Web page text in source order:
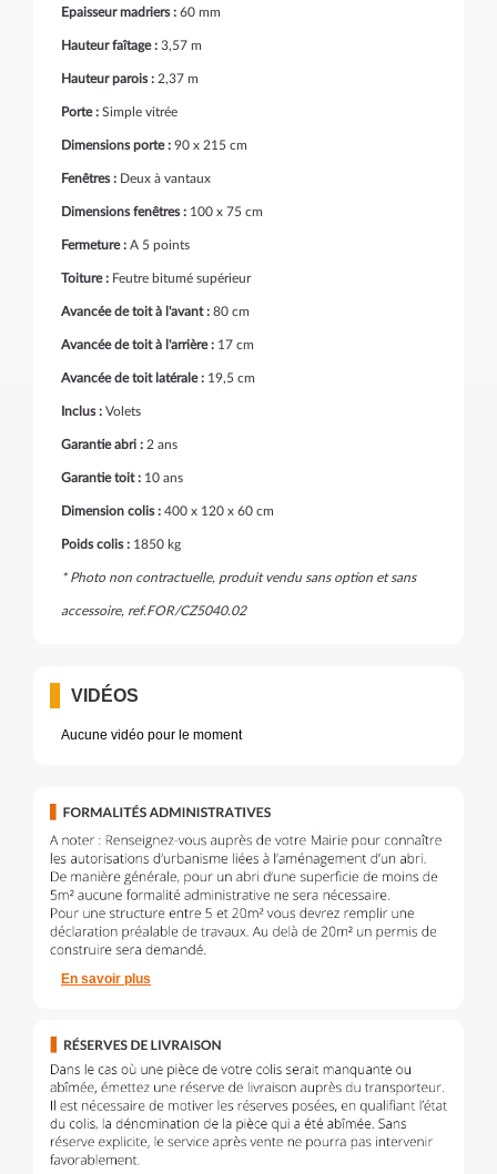
Epaisseur madriers : 60 mm
Hauteur faîtage : 3,57 m
Hauteur parois : 2,37 m
Porte : Simple vitrée
Dimensions porte : 90 x 215 cm
Fenêtres : Deux à vantaux
Dimensions fenêtres : 100 x 75 cm
Fermeture : A 5 points
Toiture : Feutre bitumé supérieur
Avancée de toit à l'avant : 80 cm
Avancée de toit à l'arrière : 17 cm
Avancée de toit latérale : 19,5 cm
Inclus : Volets
Garantie abri : 2 ans
Garantie toit : 10 ans
Dimension colis : 400 x 120 x 60 cm
Poids colis : 1850 kg
* Photo non contractuelle, produit vendu sans option et sans
accessoire, ref.FOR/CZ5040.02
VIDÉOS
Aucune vidéo pour le moment
En savoir plus